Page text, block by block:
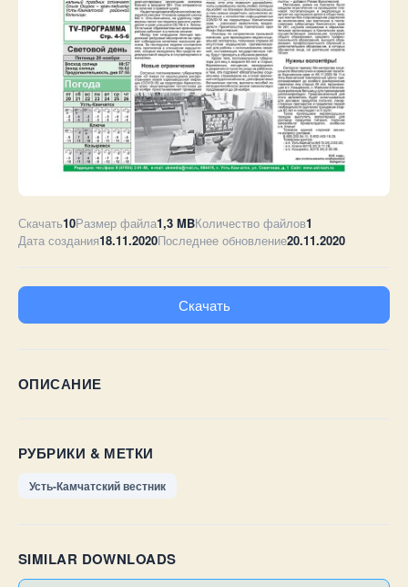
Скачать10Размер файла1,3 MBКоличество файлов1
Дата создания18.11.2020Последнее обновление20.11.2020
Скачать
ОПИСАНИЕ
РУБРИКИ & МЕТКИ
Усть-Камчатский вестник
SIMILAR DOWNLOADS